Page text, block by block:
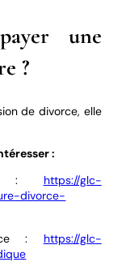
une
?
de divorce, elle
:
: https://glc-
divorce-
: https://glc-